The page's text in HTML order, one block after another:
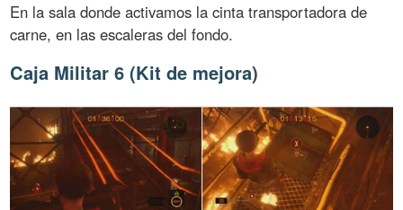
En la sala donde activamos la cinta transportadora de
carne, en las escaleras del fondo.
Caja Militar 6 (Kit de mejora)